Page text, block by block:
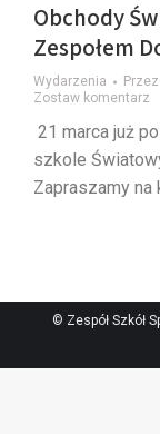
Obchody
Zespołem
Wydarzenia Przez
Zostaw komentarz
21 marca już
szkole
Zapraszamy
© Zespół Szkół